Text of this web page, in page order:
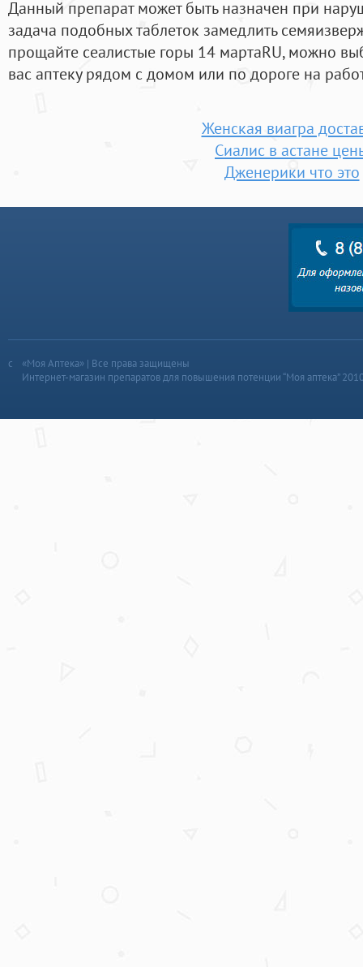
Данный препарат может быть назначен при
задача подобных таблеток замедлить
прощайте сеалистые горы 14 мартаRU, можно
вас аптеку рядом с домом или по дороге на
Женская виагра
Сиалис в астане
Дженерики что это
«Моя Аптека» | Все права защищены
Интернет-магазин препаратов для повышения потенции “Моя аптека”